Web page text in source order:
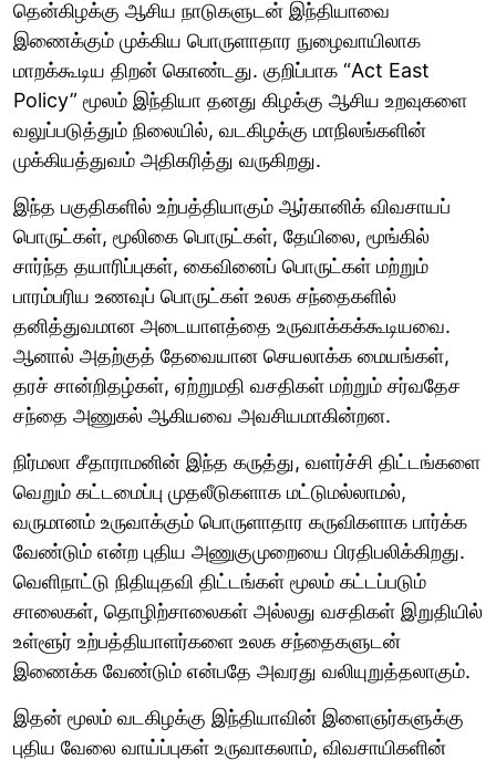
தென்கிழக்கு ஆசிய நாடுகளுடன் இந்தியாவை
இணைக்கும் முக்கிய பொருளாதார நுழைவாயிலாக
மாறக்கூடிய திறன் கொண்டது. குறிப்பாக “Act East
Policy” மூலம் இந்தியா தனது கிழக்கு ஆசிய உறவுகளை
வலுப்படுத்தும் நிலையில், வடகிழக்கு மாநிலங்களின்
முக்கியத்துவம் அதிகரித்து வருகிறது.
இந்த பகுதிகளில் உற்பத்தியாகும் ஆர்கானிக் விவசாயப்
பொருட்கள், மூலிகை பொருட்கள், தேயிலை, மூங்கில்
சார்ந்த தயாரிப்புகள், கைவினைப் பொருட்கள் மற்றும்
பாரம்பரிய உணவுப் பொருட்கள் உலக சந்தைகளில்
தனித்துவமான அடையாளத்தை உருவாக்கக்கூடியவை.
ஆனால் அதற்குத் தேவையான செயலாக்க மையங்கள்,
தரச் சான்றிதழ்கள், ஏற்றுமதி வசதிகள் மற்றும் சர்வதேச
சந்தை அணுகல் ஆகியவை அவசியமாகின்றன.
நிர்மலா சீதாராமனின் இந்த கருத்து, வளர்ச்சி திட்டங்களை
வெறும் கட்டமைப்பு முதலீடுகளாக மட்டுமல்லாமல்,
வருமானம் உருவாக்கும் பொருளாதார கருவிகளாக பார்க்க
வேண்டும் என்ற புதிய அணுகுமுறையை பிரதிபலிக்கிறது.
வெளிநாட்டு நிதியுதவி திட்டங்கள் மூலம் கட்டப்படும்
சாலைகள், தொழிற்சாலைகள் அல்லது வசதிகள் இறுதியில்
உள்ளூர் உற்பத்தியாளர்களை உலக சந்தைகளுடன்
இணைக்க வேண்டும் என்பதே அவரது வலியுறுத்தலாகும்.
இதன் மூலம் வடகிழக்கு இந்தியாவின் இளைஞர்களுக்கு
புதிய வேலை வாய்ப்புகள் உருவாகலாம், விவசாயிகளின்